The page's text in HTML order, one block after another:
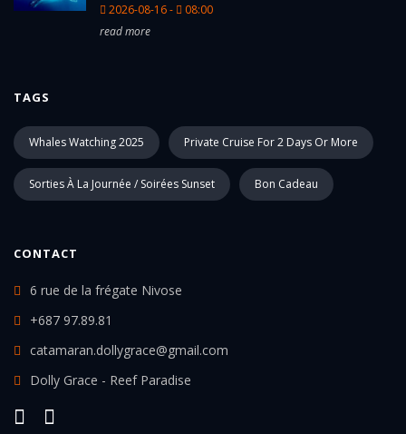
2026-08-16 -
08:00
read more
TAGS
Whales Watching 2025 Private Cruise For 2 Days Or More
Sorties À La Journée / Soirées Sunset Bon Cadeau
CONTACT
6 rue de la frégate Nivose
+687 97.89.81
catamaran.dollygrace@gmail.com
Dolly Grace - Reef Paradise